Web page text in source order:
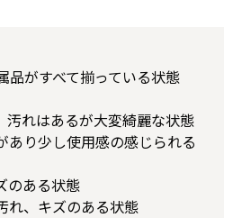
品がすべて揃っている状態
汚れはあるが大変綺麗な状態
あり少し使用感の感じられる
のある状態
れ、キズのある状態